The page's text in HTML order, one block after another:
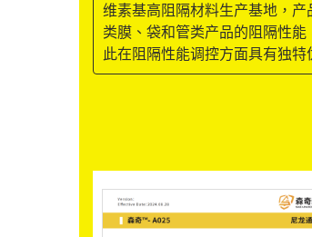
维素基高阻隔材料生产基地，
类膜、袋和管类产品的阻隔性
此在阻隔性能调控方面具有独